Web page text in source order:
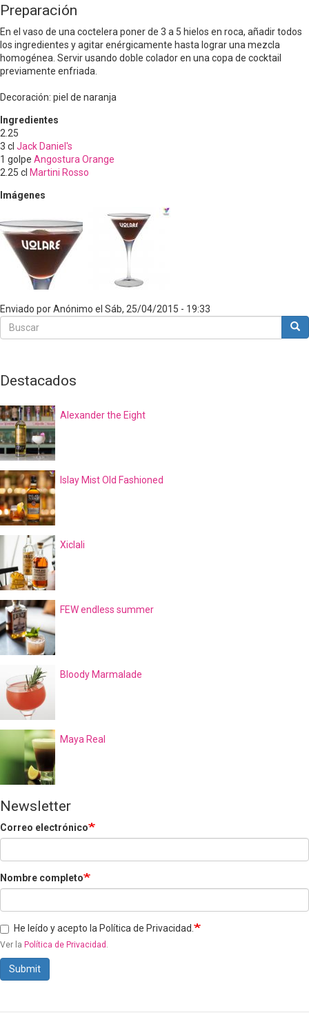
Preparación
En el vaso de una coctelera poner de 3 a 5 hielos en roca, añadir todos
los ingredientes y agitar enérgicamente hasta lograr una mezcla
homogénea. Servir usando doble colador en una copa de cocktail
previamente enfriada.
Decoración: piel de naranja
Ingredientes
2.25
3 cl Jack Daniel's
1 golpe Angostura Orange
2.25 cl Martini Rosso
Imágenes
Enviado porAnónimo el Sáb, 25/04/2015 - 19:33
Buscar
Buscar
Destacados
Alexander the Eight
Islay Mist Old Fashioned
Xiclali
FEW endless summer
Bloody Marmalade
Maya Real
Newsletter
Correo electrónico
Nombre completo
He leído y acepto la Política de Privacidad.
Ver la Política de Privacidad .
Submit